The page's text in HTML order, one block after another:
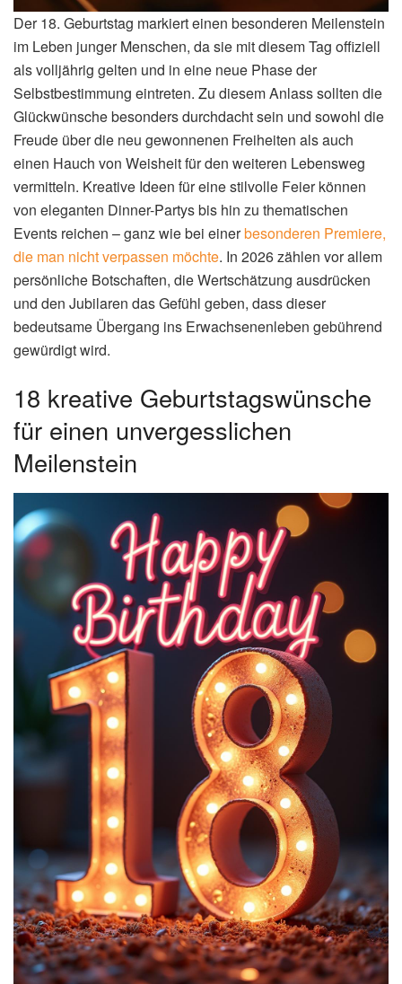
Der 18. Geburtstag markiert einen besonderen Meilenstein
im Leben junger Menschen, da sie mit diesem Tag offiziell
als volljährig gelten und in eine neue Phase der
Selbstbestimmung eintreten. Zu diesem Anlass sollten die
Glückwünsche besonders durchdacht sein und sowohl die
Freude über die neu gewonnenen Freiheiten als auch
einen Hauch von Weisheit für den weiteren Lebensweg
vermitteln. Kreative Ideen für eine stilvolle Feier können
von eleganten Dinner-Partys bis hin zu thematischen
Events reichen – ganz wie bei einerbesonderen Premiere,
die man nicht verpassen möchte. In 2026 zählen vor allem
persönliche Botschaften, die Wertschätzung ausdrücken
und den Jubilaren das Gefühl geben, dass dieser
bedeutsame Übergang ins Erwachsenenleben gebührend
gewürdigt wird.
18 kreative Geburtstagswünsche
für einen unvergesslichen
Meilenstein